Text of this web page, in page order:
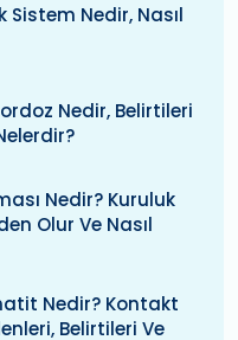
Nedir, Nasıl
Nedir, Belirtileri
Nedir? Kuruluk
Olur Ve Nasıl
Nedir? Kontakt
Belirtileri Ve